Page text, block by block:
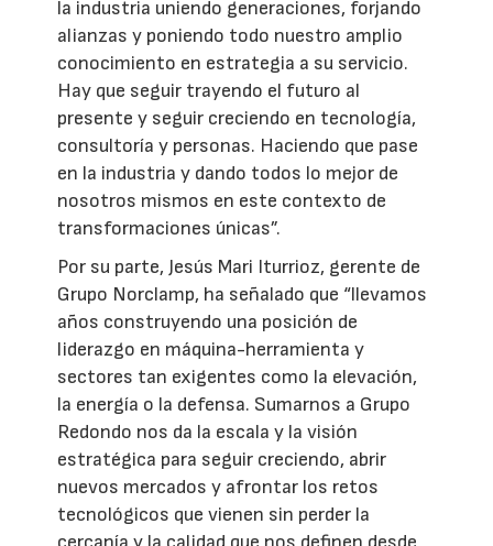
la industria uniendo generaciones, forjando
alianzas y poniendo todo nuestro amplio
conocimiento en estrategia a su servicio.
Hay que seguir trayendo el futuro al
presente y seguir creciendo en tecnología,
consultoría y personas. Haciendo que pase
en la industria y dando todos lo mejor de
nosotros mismos en este contexto de
transformaciones únicas”.
Por su parte, Jesús Mari Iturrioz, gerente de
Grupo Norclamp, ha señalado que “llevamos
años construyendo una posición de
liderazgo en máquina-herramienta y
sectores tan exigentes como la elevación,
la energía o la defensa. Sumarnos a Grupo
Redondo nos da la escala y la visión
estratégica para seguir creciendo, abrir
nuevos mercados y afrontar los retos
tecnológicos que vienen sin perder la